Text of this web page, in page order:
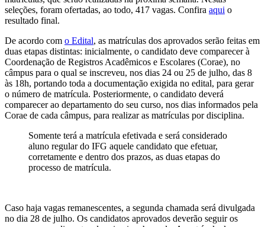
seleções, foram ofertadas, ao todo, 417 vagas. Confira aqui o
resultado final.
De acordo com o Edital, as matrículas dos aprovados serão feitas em
duas etapas distintas: inicialmente, o candidato deve comparecer à
Coordenação de Registros Acadêmicos e Escolares (Corae), no
câmpus para o qual se inscreveu, nos dias 24 ou 25 de julho, das 8
às 18h, portando toda a documentação exigida no edital, para gerar
o número de matrícula. Posteriormente, o candidato deverá
comparecer ao departamento do seu curso, nos dias informados pela
Corae de cada câmpus, para realizar as matrículas por disciplina.
Somente terá a matrícula efetivada e será considerado
aluno regular do IFG aquele candidato que efetuar,
corretamente e dentro dos prazos, as duas etapas do
processo de matrícula.
Caso haja vagas remanescentes, a segunda chamada será divulgada
no dia 28 de julho. Os candidatos aprovados deverão seguir os